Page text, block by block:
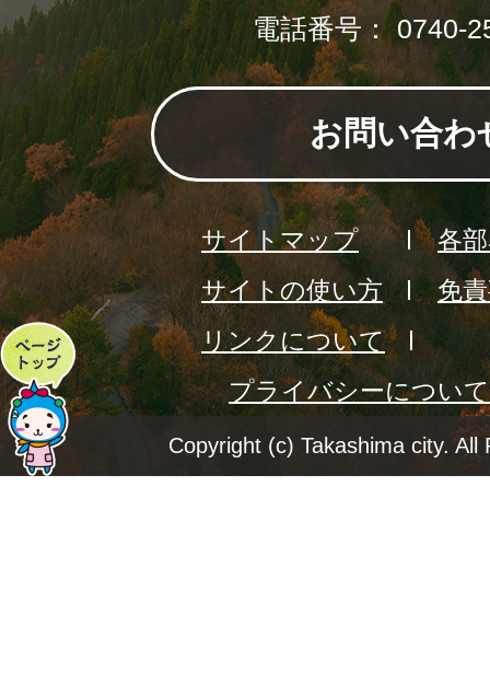
ペ
ー
ジ
電話番号： 0740-
お問い合わ
サイトマップ
各
サイトの使い方
免
リンクについて
プライバシーについて
Copyright (c) Takashima city. All